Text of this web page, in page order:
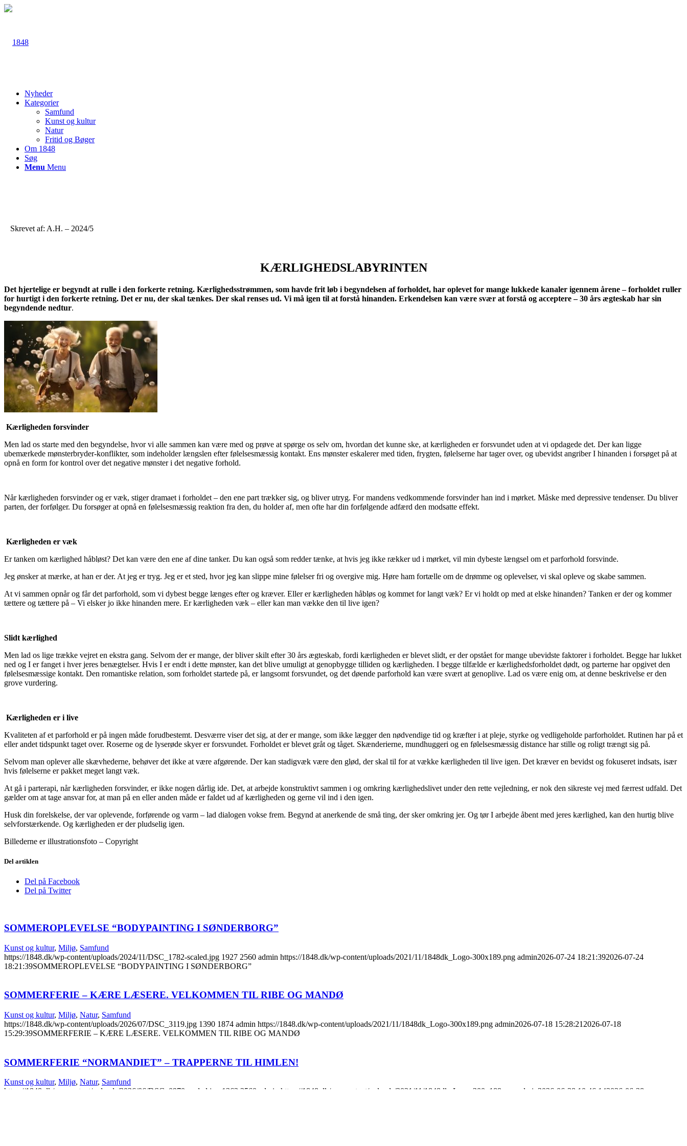
Nyheder
Kategorier
Samfund
Kunst og kultur
Natur
Fritid og Bøger
Om 1848
Søg
Menu Menu
Skrevet af: A.H. – 2024/5
KÆRLIGHEDSLABYRINTEN
Det hjertelige er begyndt at rulle i den forkerte retning. Kærlighedsstrømmen, som havde frit løb i begyndelsen af forholdet, har oplevet for mange lukkede kanaler igennem årene – forholdet ruller
for hurtigt i den forkerte retning. Det er nu, der skal tænkes. Der skal renses ud. Vi må igen til at forstå hinanden. Erkendelsen kan være svær at forstå og acceptere – 30 års ægteskab har sin
begyndende nedtur.
Kærligheden forsvinder
Men lad os starte med den begyndelse, hvor vi alle sammen kan være med og prøve at spørge os selv om, hvordan det kunne ske, at kærligheden er forsvundet uden at vi opdagede det. Der kan ligge
ubemærkede mønsterbryder-konflikter, som indeholder længslen efter følelsesmæssig kontakt. Ens mønster eskalerer med tiden, frygten, følelserne har tager over, og ubevidst angriber I hinanden i forsøget på at
opnå en form for kontrol over det negative mønster i det negative forhold.
Når kærligheden forsvinder og er væk, stiger dramaet i forholdet – den ene part trækker sig, og bliver utryg. For mandens vedkommende forsvinder han ind i mørket. Måske med depressive tendenser. Du bliver
parten, der forfølger. Du forsøger at opnå en følelsesmæssig reaktion fra den, du holder af, men ofte har din forfølgende adfærd den modsatte effekt.
Kærligheden er væk
Er tanken om kærlighed håbløst? Det kan være den ene af dine tanker. Du kan også som redder tænke, at hvis jeg ikke rækker ud i mørket, vil min dybeste længsel om et parforhold forsvinde.
Jeg ønsker at mærke, at han er der. At jeg er tryg. Jeg er et sted, hvor jeg kan slippe mine følelser fri og overgive mig. Høre ham fortælle om de drømme og oplevelser, vi skal opleve og skabe sammen.
At vi sammen opnår og får det parforhold, som vi dybest begge længes efter og kræver. Eller er kærligheden håbløs og kommet for langt væk? Er vi holdt op med at elske hinanden? Tanken er der og kommer
tættere og tættere på – Vi elsker jo ikke hinanden mere. Er kærligheden væk – eller kan man vække den til live igen?
Slidt kærlighed
Men lad os lige trække vejret en ekstra gang. Selvom der er mange, der bliver skilt efter 30 års ægteskab, fordi kærligheden er blevet slidt, er der opstået for mange ubevidste faktorer i forholdet. Begge har lukket
ned og I er fanget i hver jeres benægtelser. Hvis I er endt i dette mønster, kan det blive umuligt at genopbygge tilliden og kærligheden. I begge tilfælde er kærlighedsforholdet dødt, og parterne har opgivet den
følelsesmæssige kontakt. Den romantiske relation, som forholdet startede på, er langsomt forsvundet, og det døende parforhold kan være svært at genoplive. Lad os være enig om, at denne beskrivelse er den
grove vurdering.
Kærligheden er i live
Kvaliteten af et parforhold er på ingen måde forudbestemt. Desværre viser det sig, at der er mange, som ikke lægger den nødvendige tid og kræfter i at pleje, styrke og vedligeholde parforholdet. Rutinen har på et
eller andet tidspunkt taget over. Roserne og de lyserøde skyer er forsvundet. Forholdet er blevet gråt og tåget. Skænderierne, mundhuggeri og en følelsesmæssig distance har stille og roligt trængt sig på.
Selvom man oplever alle skævhederne, behøver det ikke at være afgørende. Der kan stadigvæk være den glød, der skal til for at vække kærligheden til live igen. Det kræver en bevidst og fokuseret indsats, især
hvis følelserne er pakket meget langt væk.
At gå i parterapi, når kærligheden forsvinder, er ikke nogen dårlig ide. Det, at arbejde konstruktivt sammen i og omkring kærlighedslivet under den rette vejledning, er nok den sikreste vej med færrest udfald. Det
gælder om at tage ansvar for, at man på en eller anden måde er faldet ud af kærligheden og gerne vil ind i den igen.
Husk din forelskelse, der var oplevende, forførende og varm – lad dialogen vokse frem. Begynd at anerkende de små ting, der sker omkring jer. Og tør I arbejde åbent med jeres kærlighed, kan den hurtig blive
selvforstærkende. Og kærligheden er der pludselig igen.
Billederne er illustrationsfoto – Copyright
Del artiklen
Del på Facebook
Del på Twitter
SOMMEROPLEVELSE “BODYPAINTING I SØNDERBORG”
Kunst og kultur, Miljø, Samfund
https://1848.dk/wp-content/uploads/2024/11/DSC_1782-scaled.jpg 1927 2560 admin https://1848.dk/wp-content/uploads/2021/11/1848dk_Logo-300x189.png admin2026-07-24 18:21:392026-07-24
18:21:39SOMMEROPLEVELSE “BODYPAINTING I SØNDERBORG”
SOMMERFERIE – KÆRE LÆSERE. VELKOMMEN TIL RIBE OG MANDØ
Kunst og kultur, Miljø, Natur, Samfund
https://1848.dk/wp-content/uploads/2026/07/DSC_3119.jpg 1390 1874 admin https://1848.dk/wp-content/uploads/2021/11/1848dk_Logo-300x189.png admin2026-07-18 15:28:21 2026-07-18
15:29:39SOMMERFERIE – KÆRE LÆSERE. VELKOMMEN TIL RIBE OG MANDØ
SOMMERFERIE “NORMANDIET” – TRAPPERNE TIL HIMLEN!
Kunst og kultur, Miljø, Natur, Samfund
https://1848.dk/wp-content/uploads/2026/06/DSC_0970-scaled.jpg
1363 2560 admin https://1848.dk/wp-content/uploads/2021/11/1848dk_Logo-300x189.png admin 2026-06-28 10:46:142026-06-28